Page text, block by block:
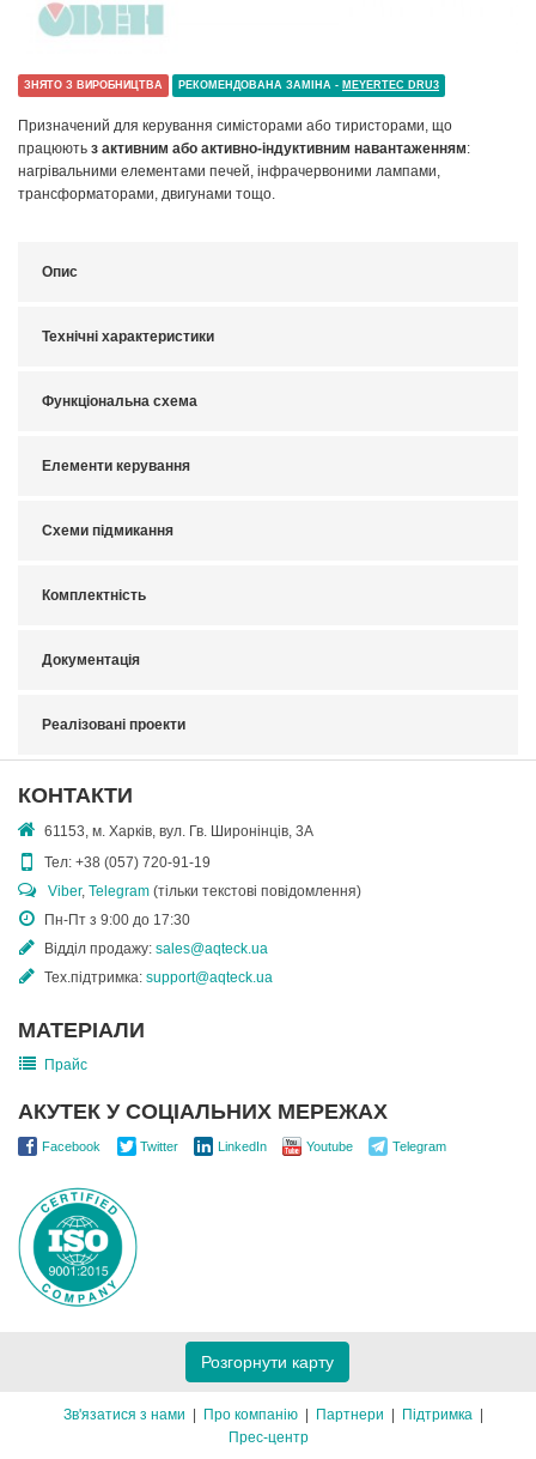
ЗНЯТО З ВИРОБНИЦТВА РЕКОМЕНДОВАНА ЗАМІНА - MEYERTEC DRU3
Призначений для керування симісторами або тиристорами, що
працюють з активним або активно-індуктивним навантаженням:
нагрівальними елементами печей, інфрачервоними лампами,
трансформаторами, двигунами тощо.
Опис
Технічні характеристики
Функціональна схема
Елементи керування
Схеми підмикання
Комплектність
Документація
Реалізовані проекти
КОНТАКТИ
61153, м. Харків, вул. Гв. Широнінців, 3А
Тел: +38 (057) 720-91-19
Viber, Telegram (тільки текстові повідомлення)
Пн-Пт з 9:00 до 17:30
Відділ продажу: sales@aqteck.ua
Тех.підтримка: support@aqteck.ua
МАТЕРІАЛИ
Прайс
АКУТЕК У СОЦІАЛЬНИХ МЕРЕЖАХ
Facebook Twitter LinkedIn Youtube Telegram
Розгорнути карту
Зв'язатися з нами Про компанію Партнери
Підтримка
Прес-центр